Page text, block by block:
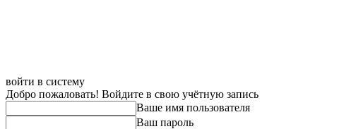
войти в систему
Добро пожаловать! Войдите в свою учётную запись
Ваше имя пользователя
Ваш пароль